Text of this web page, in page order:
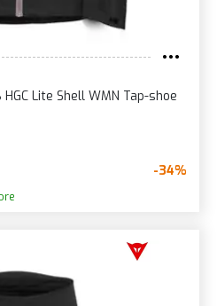
Lite Shell WMN Tap-shoe
-34%